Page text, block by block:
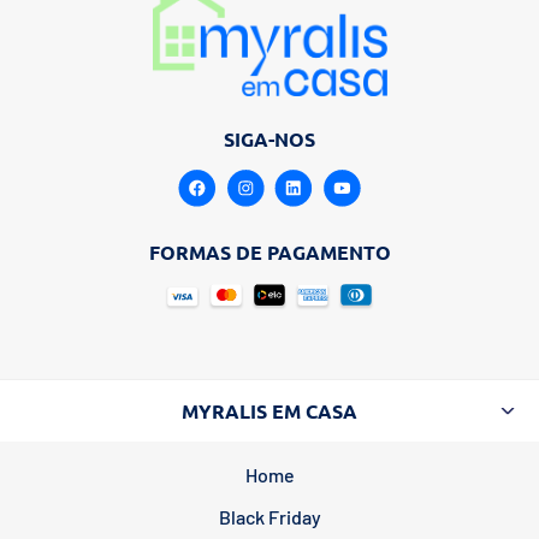
SIGA-NOS
FORMAS DE PAGAMENTO
MYRALIS EM CASA
Home
Black Friday